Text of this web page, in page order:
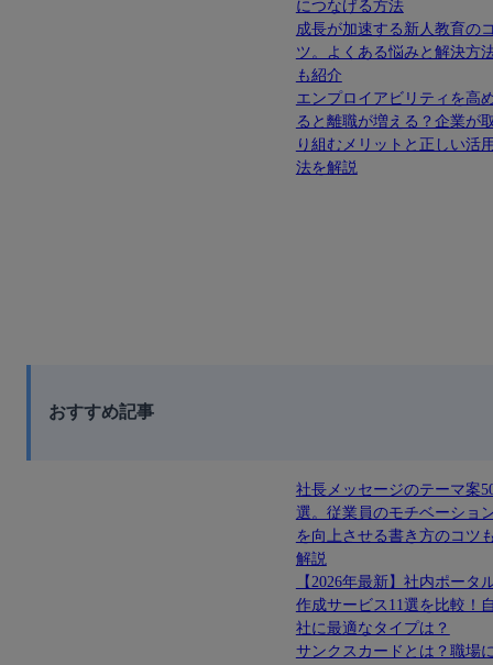
につなげる方法
成長が加速する新人教育の
ツ。よくある悩みと解決方
も紹介
エンプロイアビリティを高
ると離職が増える？企業が
り組むメリットと正しい活
法を解説
おすすめ記事
社長メッセージのテーマ案
選。従業員のモチベーショ
を向上させる書き方のコツ
解説
【2026年最新】社内ポータ
作成サービス11選を比較！
社に最適なタイプは？
サンクスカードとは？職場